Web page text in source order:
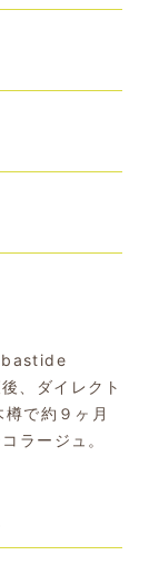
bastide
、ダイレクト
で約９ヶ月
ラージュ。